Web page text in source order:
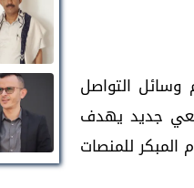
وسائل التواصل
تشريعي جديد يهدف
المبكر للمنصات